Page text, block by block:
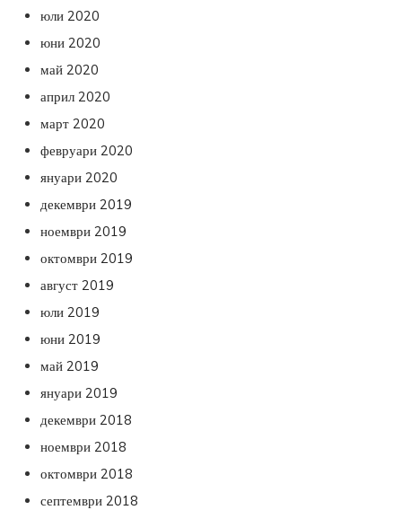
юли 2020
юни 2020
май 2020
април 2020
март 2020
февруари 2020
януари 2020
декември 2019
ноември 2019
октомври 2019
август 2019
юли 2019
юни 2019
май 2019
януари 2019
декември 2018
ноември 2018
октомври 2018
септември 2018